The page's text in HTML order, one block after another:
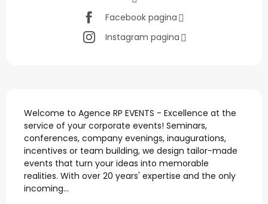
Facebook pagina
Instagram pagina
Beschrijving
Welcome to Agence RP EVENTS - Excellence at the
service of your corporate events! Seminars,
conferences, company evenings, inaugurations,
incentives or team building, we design tailor-made
events that turn your ideas into memorable
realities. With over 20 years' expertise and the only
incoming...